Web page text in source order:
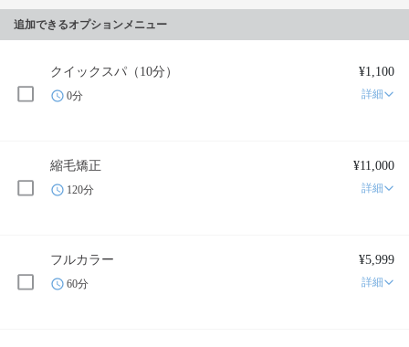
追加できるオプションメニュー
クイックスパ（10分） ¥1,100
0分 詳細
縮毛矯正 ¥11,000
120分 詳細
フルカラー ¥5,999
60分 詳細